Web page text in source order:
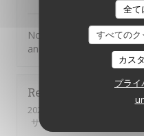
全て
すべてのク
カス
プライ
Nous choisissons chaque
anniverssaire de mariage
Reine
2026-08-01
サービス